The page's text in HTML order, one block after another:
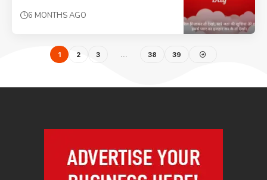
6 MONTHS AGO
1 2 3 38 39